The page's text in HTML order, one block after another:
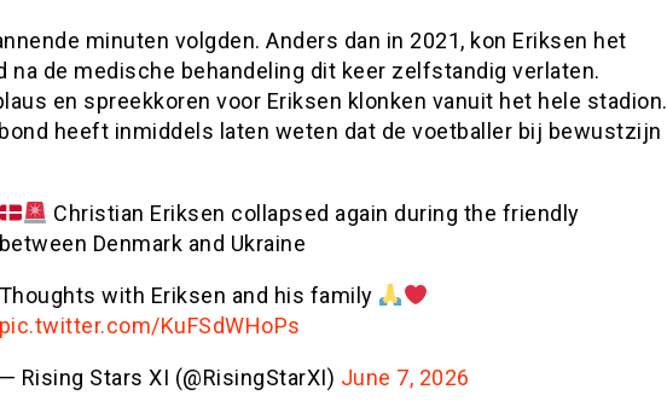
minuten volgden. Anders dan in 2021, kon Eriksen het
na de medische behandeling dit keer zelfstandig verlaten.
en spreekkoren voor Eriksen klonken vanuit het hele stadion.
heeft inmiddels laten weten dat de voetballer bij bewustzijn
Christian Eriksen collapsed again during the friendly
between Denmark and Ukraine
Thoughts with Eriksen and his family
pic.twitter.com/KuFSdWHoPs
— Rising Stars XI (@RisingStarXI) June 7, 2026